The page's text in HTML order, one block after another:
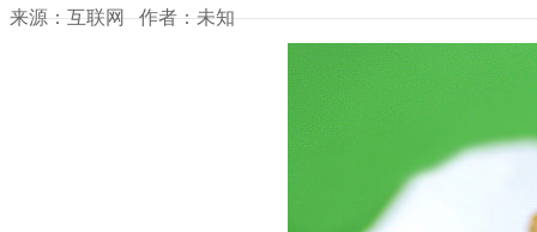
来源：互联网 作者：未知